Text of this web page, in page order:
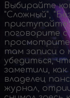
Выбирайте
"Сложный",
приступайте
поговорите с
просмотрите
там записи
убедиться,
заметили,
владелец
журнал,